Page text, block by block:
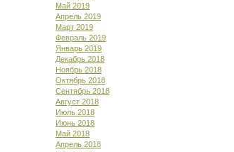
Май 2019
Апрель 2019
Март 2019
Февраль 2019
Январь 2019
Декабрь 2018
Ноябрь 2018
Октябрь 2018
Сентябрь 2018
Август 2018
Июль 2018
Июнь 2018
Май 2018
Апрель 2018